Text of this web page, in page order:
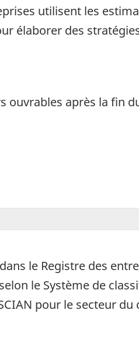
utilisent les
élaborer des
ouvrables après la fin
le Registre des
le Système de
pour le secteur du